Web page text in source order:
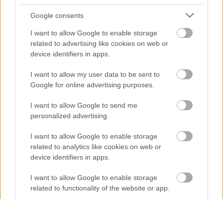
Google consents
I want to allow Google to enable storage
related to advertising like cookies on web or
device identifiers in apps.
I want to allow my user data to be sent to
Google for online advertising purposes.
I want to allow Google to send me
personalized advertising.
I want to allow Google to enable storage
related to analytics like cookies on web or
device identifiers in apps.
I want to allow Google to enable storage
related to functionality of the website or app.
Η Γιορτή Σταφίδας του 29ου Φεστιβάλ στο Γρηγόρι
Αιγίου ΦΩΤΟ